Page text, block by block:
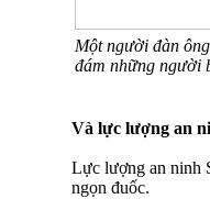
Một người đàn
đám những người
Và lực lượng an
Lực lượng an ninh
ngọn đuốc.